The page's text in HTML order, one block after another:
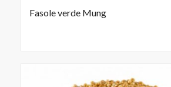
Fasole verde Mung